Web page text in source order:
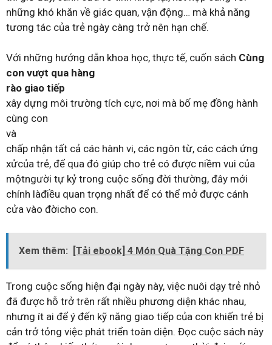
những khó khăn về giác quan, vận động… mà khả năng
tương tác của trẻ ngày càng trở nên hạn chế.
Với những hướng dẫn khoa học, thực tế, cuốn sách Cùng
con vượt qua hàng
rào giao tiếp
xây dựng môi trường tích cực, nơi mà bố mẹ đồng hành
cùng con
và
chấp nhận tất cả các hành vi, các ngôn từ, các cách ứng
xửcủa trẻ, để qua đó giúp cho trẻ có được niềm vui của
mộtngười tự kỷ trong cuộc sống đời thường, đây mới
chính làđiều quan trọng nhất để có thể mở được cánh
cửa vào đờicho con.
Xem thêm: [Tải ebook] 4 Món Quà Tặng Con PDF
Trong cuộc sống hiện đại ngày này, việc nuôi dạy trẻ nhỏ
đã được hỗ trở trên rất nhiều phương diện khác nhau,
nhưng ít ai để ý đến kỹ năng giao tiếp của con khiến trẻ bị
cản trở tỏng việc phát triển toàn diện. Đọc cuộc sách này